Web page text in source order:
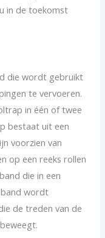
in de toekomst
die wordt gebruikt
te vervoeren.
in één of twee
bestaat uit een
voorzien van
op een reeks rollen
die in een
band wordt
de treden van de